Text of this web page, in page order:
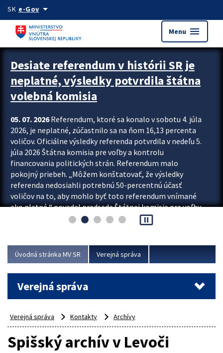
Preskocit na hlavný obsah
SK e-Govarrow_drop_down
Menu menu
Zastavit automatický posun upútavok
Desiate referendum v histórii SR je
neplatné, výsledky potvrdila štátna
volebná komisia
05. 07. 2026Referendum, ktoré sa konalo v sobotu 4. júla
2026, je neplatné, zúčastnilo sa na ňom 16,13 percenta
voličov. Oficiálne výsledky referenda potvrdila v nedeľu 5.
júla 2026 Štátna komisia pre voľby a kontrolu
financovania politických strán. Referendum malo
pokojný priebeh. „Môžem konštatovať, že výsledky
referenda nedosiahli potrebnú 50-percentnú účasť
voličov na to, aby mohlo byť toto referendum vnímané
ako platné,“ povedal predseda Štátnej komisie pre voľby
a kontrolu financovania politických...
pause_presentation
Úvodná stránka MV SR Verejná správa
Verejná správa
Verejná správa Kontakty Archívy
Spišský archív v Levoči